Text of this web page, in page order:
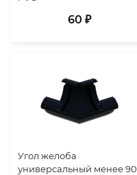
60 ₽
Угол желоба
универсальный менее 90